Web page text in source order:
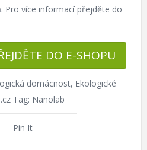
. Pro více informací přejděte do
DO E-SHOPU
domácnost, Ekologické
Tag: Nanolab
Pin It